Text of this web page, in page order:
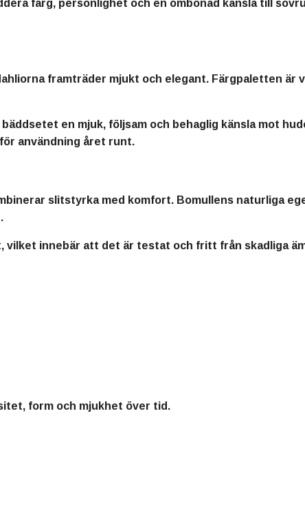
färg, personlighet och en ombonad känsla till
framträder mjukt och elegant. Färgpaletten är
en mjuk, följsam och behaglig känsla mot
användning året runt.
slitstyrka med komfort. Bomullens naturliga
, vilket innebär att det är testat och fritt från skadliga
form och mjukhet över tid.